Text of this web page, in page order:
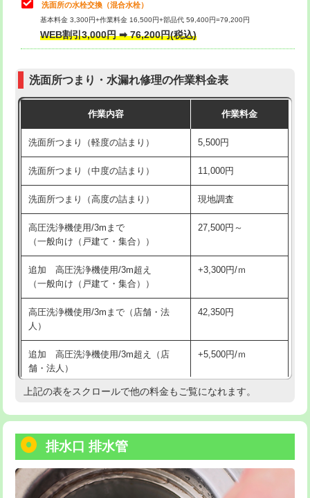
マス交換（深さ50㎝未満）
マス交換（深さ50㎝以上）
モルタル補修（厚さ10㎝まで） 27,500円
モルタル補修（厚さ10㎝超え） 38,500円
洗面台設置 38,500円
バスタブ設置 現場見積
追加人工 16,500円
廃棄・処分
※給水管工事は20mmまでの価格です。
交換・取付(混合水栓（壁付・デッキ
式・ワンホール）)
16,500円+材料費
（P/S/ポップアップ））
交換・取付（その他部品） 11,000円+材料費
持込商品取付（単水栓） 13,200円
持込商品取付（混合水栓） 16,500円
持込商品取付（浄水器・分岐水栓） 16,500円
給水管工事※（ホール加工) 16,500円
給水管工事※（バンド止め)
給水管工事※（支持金具設置) 5,500円
給水管工事※（保温材使用（バンド止
め込み）)
5,500円
給水管工事※（土の掘削・埋め戻し作
業)
11,000円
給水管工事※（塩ビ管（VP・HI）使
用/3ｍまで)
用（追加）/3ｍ超え)
給水管工事※（ライニング鋼管・銅
管・ポリ管・HT管使用/3ｍまで)
44,000円
洗面所の水栓交換（混合水栓）
基本料金 3,300円+作業料金 16,500円+部品代 59,400円=79,200円
WEB割引3,000円 ➡ 76,200円(税込)
洗面所つまり・水漏れ修理の作業料金表
作業内容 作業料金
洗面所つまり（軽度の詰まり） 5,500円
洗面所つまり（中度の詰まり） 11,000円
洗面所つまり（高度の詰まり） 現地調査
高圧洗浄機使用/3mまで
（一般向け（戸建て・集合））
27,500円～
追加 高圧洗浄機使用/3m超え
（一般向け（戸建て・集合））
+3,300円/ｍ
高圧洗浄機使用/3mまで（店舗・法
人）
42,350円
追加 高圧洗浄機使用/3m超え（店
舗・法人）
+5,500円/ｍ
高度高圧洗浄換 現地調査
トーラー機使用/3mまで
追加トーラー機使用/3m超え +3,300円
上記の表をスクロールで他の料金もご覧になれます。
排水口 排水管